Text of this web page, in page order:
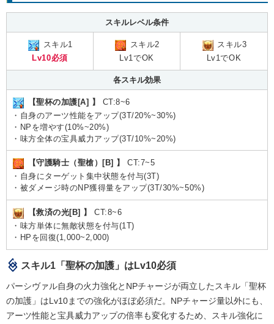
スキルレベル条件
スキル1
Lv10必須
スキル2
Lv1でOK
スキル3
Lv1でOK
各スキル効果
【聖杯の加護[A] 】
CT:8~6
・自身のアーツ性能をアップ(3T/20%~30%)
・NPを増やす(10%~20%)
・味方全体の宝具威力アップ(3T/10%~20%)
【守護騎士（聖槍）[B] 】
CT:7~5
・自身にターゲット集中状態を付与(3T)
・被ダメージ時のNP獲得量をアップ(3T/30%~50%)
【救済の光[B] 】
CT:8~6
・味方単体に無敵状態を付与(1T)
・HPを回復(1,000~2,000)
スキル1「聖杯の加護」はLv10必須
パーシヴァル自身の火力強化とNPチャージが両立したスキル「聖杯
の加護」はLv10までの強化がほぼ必須だ。NPチャージ量以外にも、
アーツ性能と宝具威力アップの倍率も変化するため、スキル強化に